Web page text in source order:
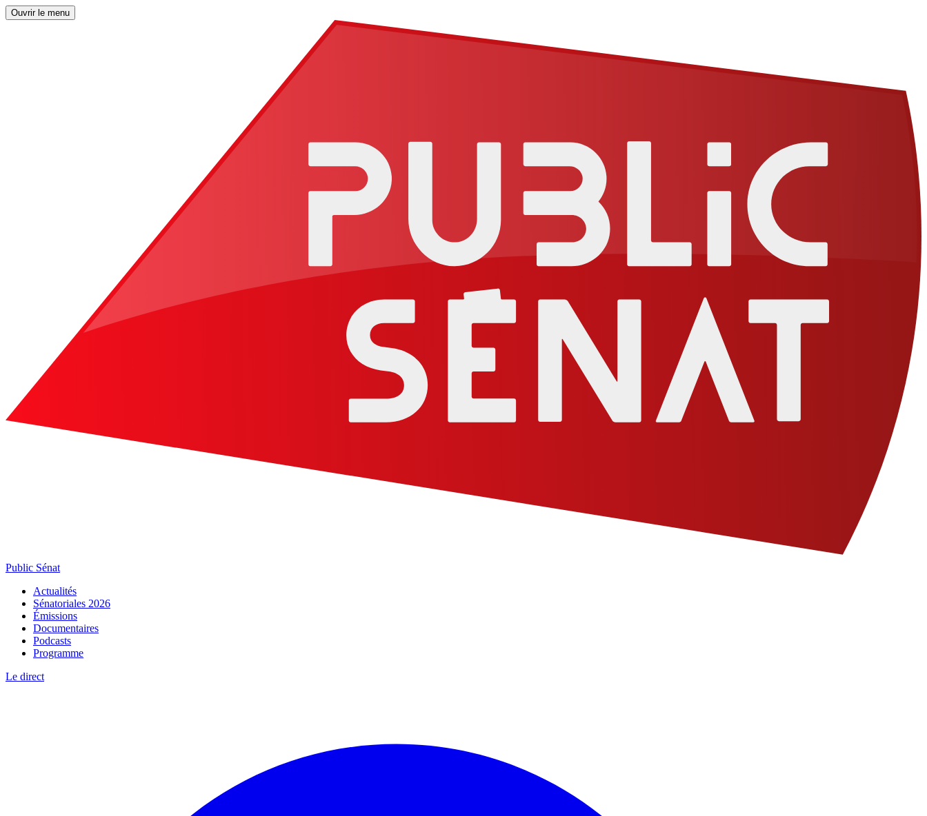
Ouvrir le menu
Public Sénat
Actualités
Sénatoriales 2026
Émissions
Documentaires
Podcasts
Programme
Le direct